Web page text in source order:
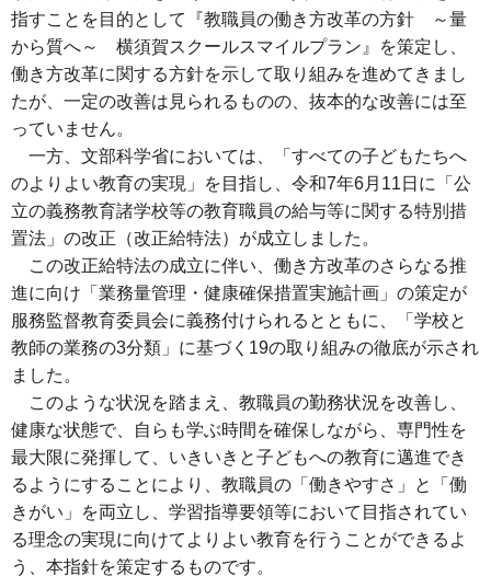
指すことを目的として『教職員の働き方改革の方針 ～量
から質へ～ 横須賀スクールスマイルプラン』を策定し、
働き方改革に関する方針を示して取り組みを進めてきまし
たが、一定の改善は見られるものの、抜本的な改善には至
っていません。
一方、文部科学省においては、「すべての子どもたちへ
のよりよい教育の実現」を目指し、令和7年6月11日に「公
立の義務教育諸学校等の教育職員の給与等に関する特別措
置法」の改正（改正給特法）が成立しました。
この改正給特法の成立に伴い、働き方改革のさらなる推
進に向け「業務量管理・健康確保措置実施計画」の策定が
服務監督教育委員会に義務付けられるとともに、「学校と
教師の業務の3分類」に基づく19の取り組みの徹底が示され
ました。
このような状況を踏まえ、教職員の勤務状況を改善し、
健康な状態で、自らも学ぶ時間を確保しながら、専門性を
最大限に発揮して、いきいきと子どもへの教育に邁進でき
るようにすることにより、教職員の「働きやすさ」と「働
きがい」を両立し、学習指導要領等において目指されてい
る理念の実現に向けてよりよい教育を行うことができるよ
う、本指針を策定するものです。